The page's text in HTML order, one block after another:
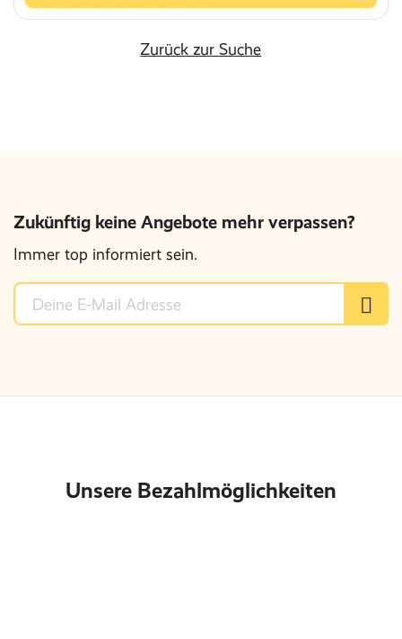
Zurück zur Suche
Zukünftig keine Angebote mehr verpassen?
Immer top informiert sein.
Unsere Bezahlmöglichkeiten